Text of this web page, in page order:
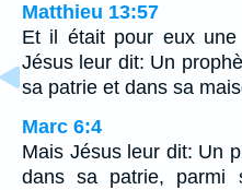
Matthieu 13:57
Et il était pour eux
Jésus leur dit: Un
sa patrie et dans sa
Marc 6:4
Mais Jésus leur dit: Un
dans sa patrie, parmi